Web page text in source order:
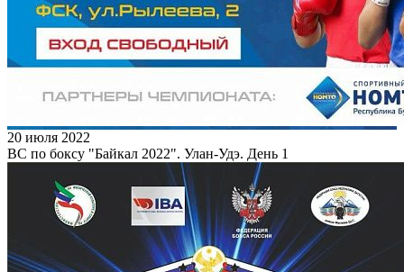
20 июля 2022
ВС по боксу "Байкал 2022". Улан-Удэ. День 1